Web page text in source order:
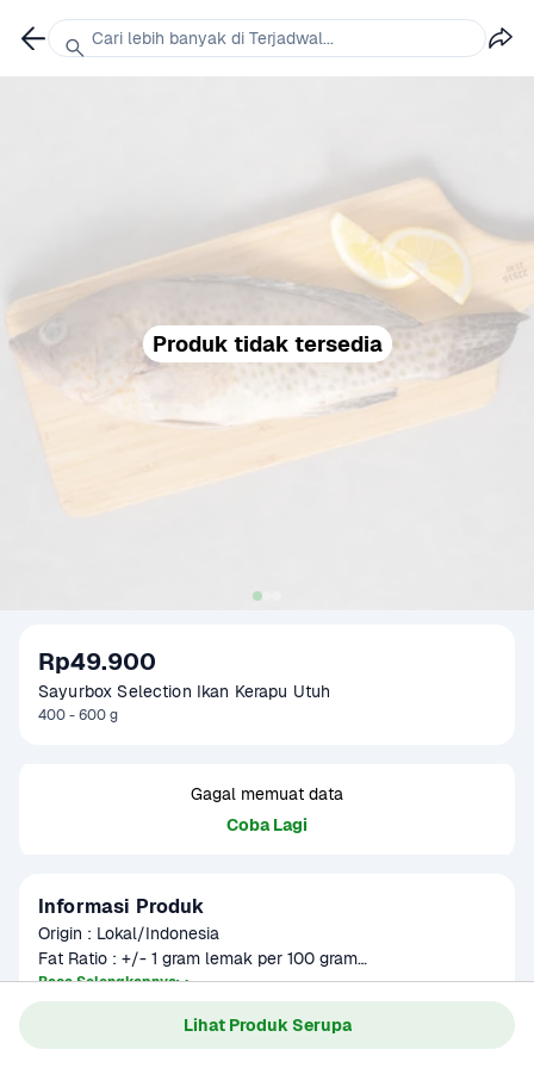
Lihat Produk Serupa
Produk tidak tersedia
Rp49.900
Sayurbox Selection Ikan Kerapu Utuh
400 - 600 g
Gagal memuat data
Coba Lagi
Informasi Produk
Origin : Lokal/Indonesia
Fat Ratio : +/- 1 gram lemak per 100 gram
Gramation :  250 gram
Glazing : 5-10 %
Part : Ikan Kerapu Utuh
Baca Selengkapnya
Kategori
Protein
3-8 bulan
Cari lebih banyak di Terjadwal...